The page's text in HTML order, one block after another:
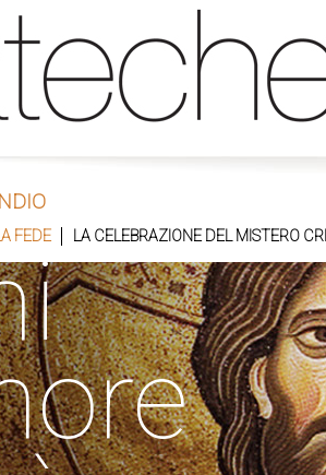
FEDE LA CELEBRAZIONE DEL MISTERO